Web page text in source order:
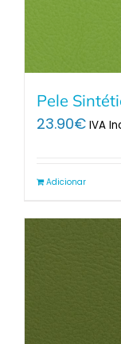
Pele
23.90€ IVA
Adicionar